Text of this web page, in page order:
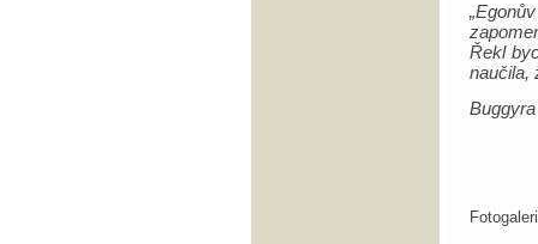
Řekl
naučila,
Buggyra